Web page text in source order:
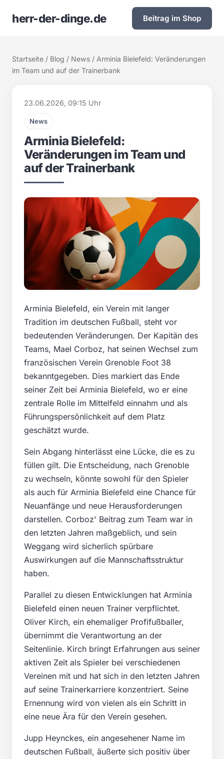
herr-der-dinge.de Beitrag im Shop
Startseite / Blog / News / Arminia Bielefeld: Veränderungen
im Team und auf der Trainerbank
23.06.2026, 09:15 Uhr
News
Arminia Bielefeld:
Veränderungen im Team und
auf der Trainerbank
Arminia Bielefeld, ein Verein mit langer
Tradition im deutschen Fußball, steht vor
bedeutenden Veränderungen. Der Kapitän des
Teams, Mael Corboz, hat seinen Wechsel zum
französischen Verein Grenoble Foot 38
bekanntgegeben. Dies markiert das Ende
seiner Zeit bei Arminia Bielefeld, wo er eine
zentrale Rolle im Mittelfeld einnahm und als
Führungspersönlichkeit auf dem Platz
geschätzt wurde.
Sein Abgang hinterlässt eine Lücke, die es zu
füllen gilt. Die Entscheidung, nach Grenoble
zu wechseln, könnte sowohl für den Spieler
als auch für Arminia Bielefeld eine Chance für
Neuanfänge und neue Herausforderungen
darstellen. Corboz' Beitrag zum Team war in
den letzten Jahren maßgeblich, und sein
Weggang wird sicherlich spürbare
Auswirkungen auf die Mannschaftsstruktur
haben.
Parallel zu diesen Entwicklungen hat Arminia
Bielefeld einen neuen Trainer verpflichtet.
Oliver Kirch, ein ehemaliger Profifußballer,
übernimmt die Verantwortung an der
Seitenlinie. Kirch bringt Erfahrungen aus seiner
aktiven Zeit als Spieler bei verschiedenen
Vereinen mit und hat sich in den letzten Jahren
auf seine Trainerkarriere konzentriert. Seine
Ernennung wird von vielen als ein Schritt in
eine neue Ära für den Verein gesehen.
Jupp Heynckes, ein angesehener Name im
deutschen Fußball, äußerte sich positiv über